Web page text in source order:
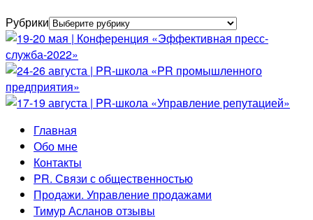
Рубрики
Главная
Обо мне
Контакты
PR. Связи с общественностью
Продажи. Управление продажами
Тимур Асланов отзывы